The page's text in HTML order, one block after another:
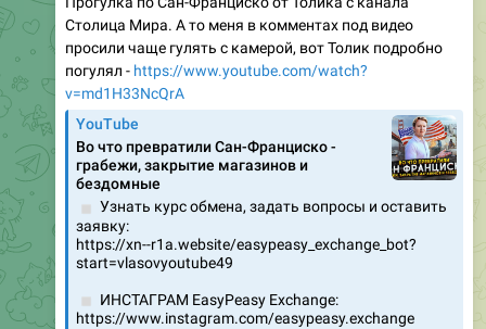
Столица Мира. А то меня в комментах под видео
просили чаще гулять с камерой, вот Толик подробно
погулял - https://www.youtube.com/watch?
v=md1H33NcQrA
YouTube
Во что превратили Сан-Франциско -
грабежи, закрытие магазинов и
бездомные
Узнать курс обмена, задать вопросы и оставить
заявку:
https://xn--r1a.website/easypeasy_exchange_bot?
start=vlasovyoutube49
ИНСТАГРАМ EasyPeasy Exchange:
https://www.instagram.com/easypeasy.exchange